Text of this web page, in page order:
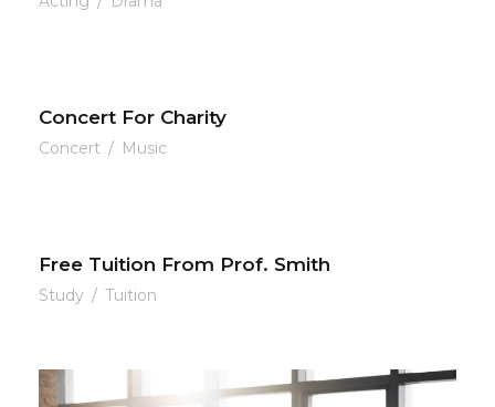
Concert For Charity
Concert / Music
Free Tuition From Prof. Smith
Study / Tuition